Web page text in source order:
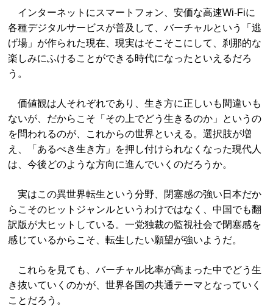
インターネットにスマートフォン、安価な高速Wi-Fiに
各種デジタルサービスが普及して、バーチャルという「逃
げ場」が作られた現在、現実はそこそこにして、刹那的な
楽しみにふけることができる時代になったといえるだろ
う。
価値観は人それぞれであり、生き方に正しいも間違いも
ないが、だからこそ「その上でどう生きるのか」というの
を問われるのが、これからの世界といえる。選択肢が増
え、「あるべき生き方」を押し付けられなくなった現代人
は、今後どのような方向に進んでいくのだろうか。
実はこの異世界転生という分野、閉塞感の強い日本だか
らこそのヒットジャンルというわけではなく、中国でも翻
訳版が大ヒットしている。一党独裁の監視社会で閉塞感を
感じているからこそ、転生したい願望が強いようだ。
これらを見ても、バーチャル比率が高まった中でどう生
き抜いていくのかが、世界各国の共通テーマとなっていく
ことだろう。